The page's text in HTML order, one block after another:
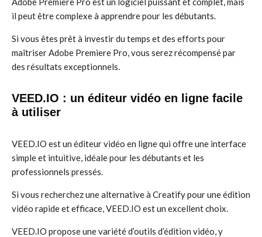
il peut être complexe à apprendre pour les débutants.
Si vous êtes prêt à investir du temps et des efforts pour
maîtriser Adobe Premiere Pro, vous serez récompensé par
des résultats exceptionnels.
VEED.IO : un éditeur vidéo en ligne facile
à utiliser
VEED.IO est un éditeur vidéo en ligne qui offre une interface
simple et intuitive, idéale pour les débutants et les
professionnels pressés.
Si vous recherchez une alternative à Creatify pour une édition
vidéo rapide et efficace, VEED.IO est un excellent choix.
VEED.IO propose une variété d’outils d’édition vidéo, y